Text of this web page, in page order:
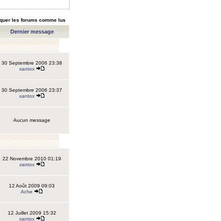
les forums comme lus
Dernier message
30 Septembre 2006 23:38
xantox
30 Septembre 2006 23:37
xantox
Aucun message
22 Novembre 2010 01:19
xantox
12 Août 2009 09:03
Ache
12 Juillet 2009 15:32
xantox